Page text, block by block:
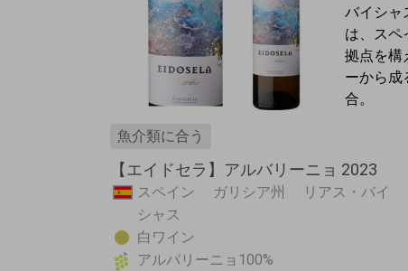
バイシャ
は、
スペ
拠点を構
ーから成
合。
魚介類に合う
【エイドセラ】アルバリーニョ 2023
スペイン ガリシア州 リアス・バイ
シャス
白ワイン
アルバリーニョ100%